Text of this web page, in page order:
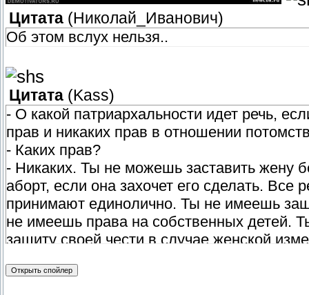
Цитата (Николай_Иванович)
Об этом вслух нельзя..
Цитата (Kass)
- О какой патриархальности идет речь,
прав и никаких прав в отношении
- Каких прав?
- Никаких. Ты не можешь заставить жену
аборт, если она захочет его сделать.
принимают единолично. Ты не имеешь
не имеешь права на собственных детей.
защиту своей чести в случае женской